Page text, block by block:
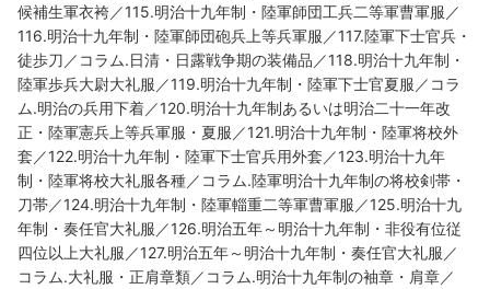
候補生軍衣袴／115.明治十九年制・陸軍師団工兵二等軍曹軍服／
116.明治十九年制・陸軍師団砲兵上等兵軍服／117.陸軍下士官兵・
徒歩刀／コラム.日清・日露戦争期の装備品／118.明治十九年制・
陸軍歩兵大尉大礼服／119.明治十九年制・陸軍下士官夏服／コラ
ム.明治の兵用下着／120.明治十九年制あるいは明治二十一年改
正・陸軍憲兵上等兵軍服・夏服／121.明治十九年制・陸軍将校外
套／122.明治十九年制・陸軍下士官兵用外套／123.明治十九年
制・陸軍将校大礼服各種／コラム.陸軍明治十九年制の将校剣帯・
刀帯／124.明治十九年制・陸軍輜重二等軍曹軍服／125.明治十九
年制・奏任官大礼服／126.明治五年～明治十九年制・非役有位従
四位以上大礼服／127.明治五年～明治十九年制・奏任官大礼服／
コラム.大礼服・正肩章類／コラム.明治十九年制の袖章・肩章／